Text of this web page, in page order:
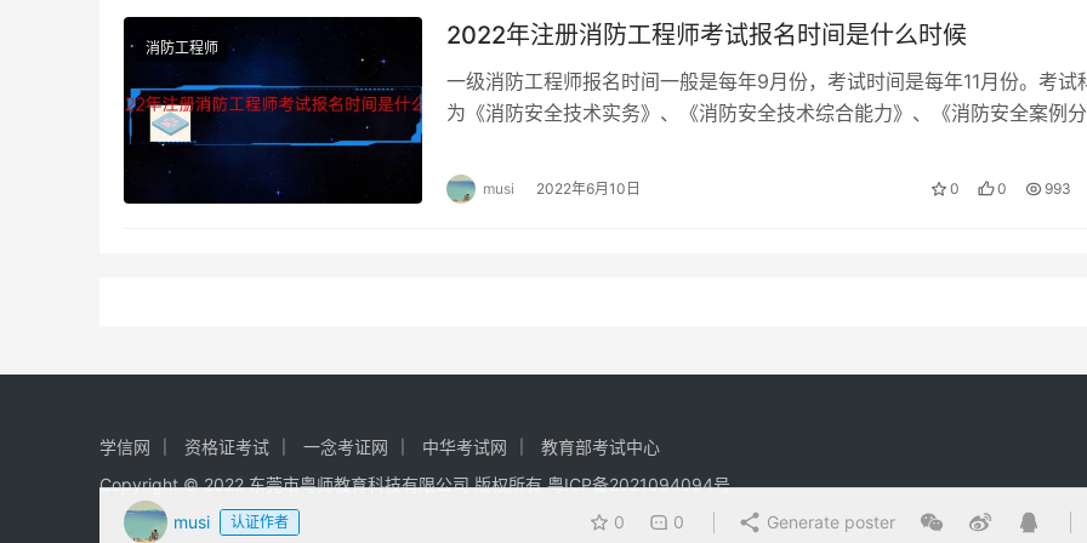
musi 认证作者 0 0 Generate poster
消防工程师 2022年注册消防工程师考试报名时间是什么时候
一级消防工程师报名时间一般是每年9月份，考试时间是每年11月份。考试
为《消防安全技术实务》、《消防安全技术综合能力》、《消防安全案例分
musi 2022年6月10日 0 0 993
学信网 资格证考试 一念考证网 中华考试网
教育部考试中心
Copyright © 2022 东莞市粤师教育科技有限公司 版权所有粤ICP备2021094094号